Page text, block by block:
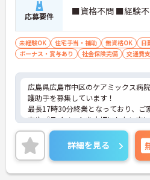
応募要件 ■資格不問 ■経験
未経験OK 住宅手当・補助 無資格OK 日
ボーナス・賞与あり
社会保険完備 交通費
広島県広島市中区のケアミックス病
護助手を募集しています！
最長17時30分終業となっており、ご
方やプライベートを大切にしたい方
なっております◎退職金制度や育児
護休暇取得実績があり、長期的に働け
ているのも嬉しいポイントです♪
ご興味のある方は、面接のポイント
のでご連絡ください！
詳細を見る